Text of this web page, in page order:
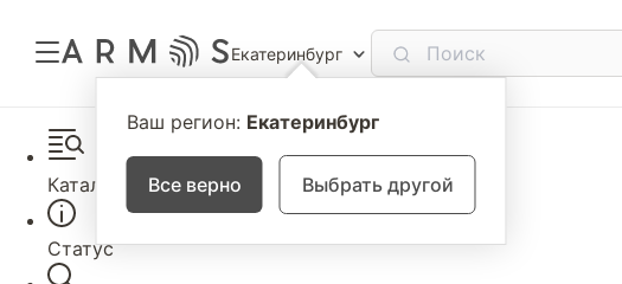
Екатеринбург
Ваш регион: Екатеринбург
Все верно Выбрать другой
Каталог
Статус